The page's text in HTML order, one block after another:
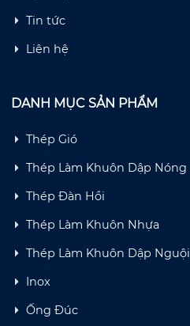
Tin tức
Liên hệ
DANH MỤC SẢN PHẨM
Thép Gió
Thép Làm Khuôn Dập Nóng
Thép Đàn Hồi
Thép Làm Khuôn Nhựa
Thép Làm Khuôn Dập Nguội
Inox
Ống Đúc